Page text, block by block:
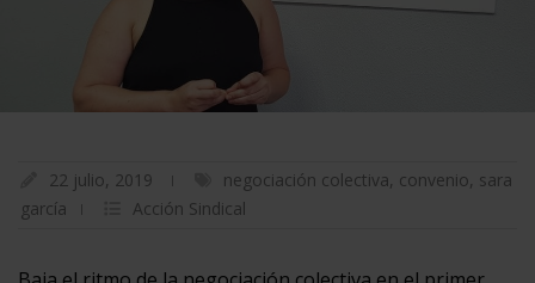
22 julio, 2019 negociación colectiva, convenio, sara
garcía
Acción Sindical